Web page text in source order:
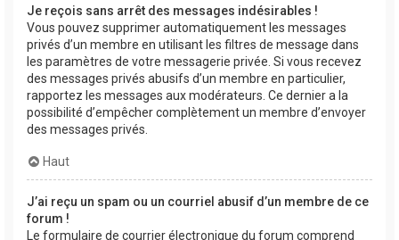
Je reçois sans arrêt des messages indésirables !
Vous pouvez supprimer automatiquement les messages
privés d’un membre en utilisant les filtres de message dans
les paramètres de votre messagerie privée. Si vous recevez
des messages privés abusifs d’un membre en particulier,
rapportez les messages aux modérateurs. Ce dernier a la
possibilité d’empêcher complètement un membre d’envoyer
des messages privés.
Haut
J’ai reçu un spam ou un courriel abusif d’un membre de ce
forum !
Le formulaire de courrier électronique du forum comprend